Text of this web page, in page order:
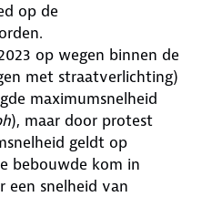
op de
op wegen binnen de
met straatverlichting)
maximumsnelheid
), maar door protest
geldt op
bebouwde kom in
een snelheid van